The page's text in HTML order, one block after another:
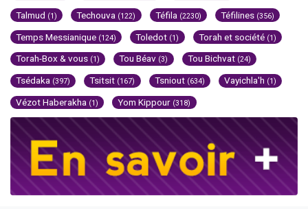
Talmud (1) Techouva (122) Téfila (2230) Téfilines (356)
Temps Messianique (124) Toledot (1) Torah et société (1)
Torah-Box & vous (1) Tou Béav (3) Tou Bichvat (24)
Tsédaka (397) Tsitsit (167) Tsniout (634) Vayichla'h (1)
Vézot Haberakha (1) Yom Kippour (318)